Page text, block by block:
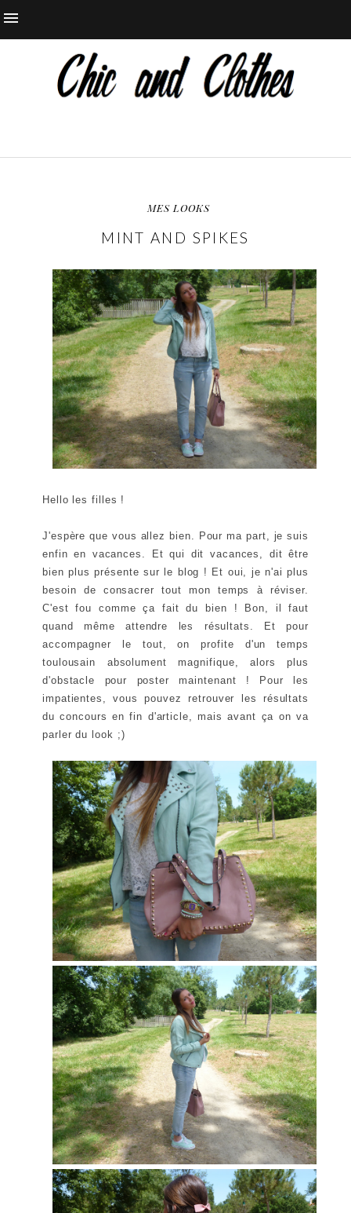
MES LOOKS
MINT AND SPIKES
Hello les filles !
J'espère que vous allez bien. Pour ma part, je suis
enfin en vacances. Et qui dit vacances, dit être
bien plus présente sur le blog ! Et oui, je n'ai plus
besoin de consacrer tout mon temps à réviser.
C'est fou comme ça fait du bien ! Bon, il faut
quand même attendre les résultats. Et pour
accompagner le tout, on profite d'un temps
toulousain absolument magnifique, alors plus
d'obstacle pour poster maintenant ! Pour les
impatientes, vous pouvez retrouver les résultats
du concours en fin d'article, mais avant ça on va
parler du look ;)